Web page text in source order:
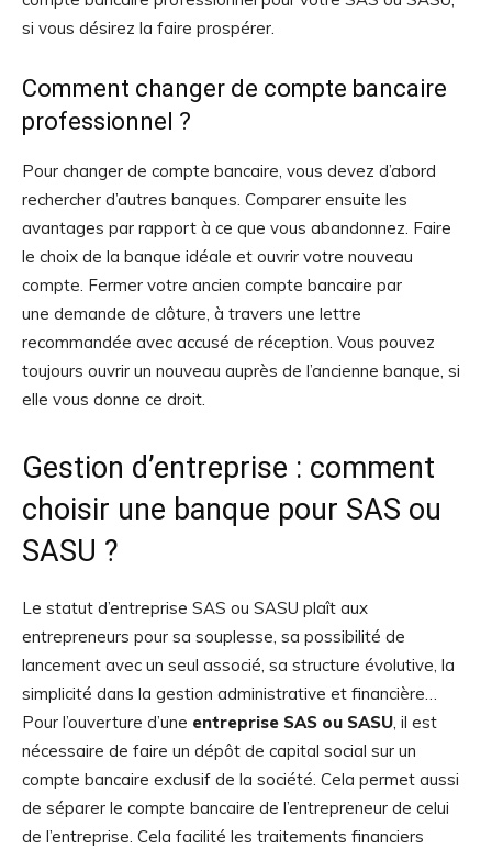
si vous désirez la faire prospérer.
Comment changer de compte bancaire
professionnel ?
Pour changer de compte bancaire, vous devez d’abord
rechercher d’autres banques. Comparer ensuite les
avantages par rapport à ce que vous abandonnez. Faire
le choix de la banque idéale et ouvrir votre nouveau
compte. Fermer votre ancien compte bancaire par
une demande de clôture, à travers une lettre
recommandée avec accusé de réception. Vous pouvez
toujours ouvrir un nouveau auprès de l’ancienne banque, si
elle vous donne ce droit.
Gestion d’entreprise : comment
choisir une banque pour SAS ou
SASU ?
Le statut d’entreprise SAS ou SASU plaît aux
entrepreneurs pour sa souplesse, sa possibilité de
lancement avec un seul associé, sa structure évolutive, la
simplicité dans la gestion administrative et financière…
Pour l’ouverture d’une entreprise SAS ou SASU, il est
nécessaire de faire un dépôt de capital social sur un
compte bancaire exclusif de la société. Cela permet aussi
de séparer le compte bancaire de l’entrepreneur de celui
de l’entreprise. Cela facilité les traitements financiers